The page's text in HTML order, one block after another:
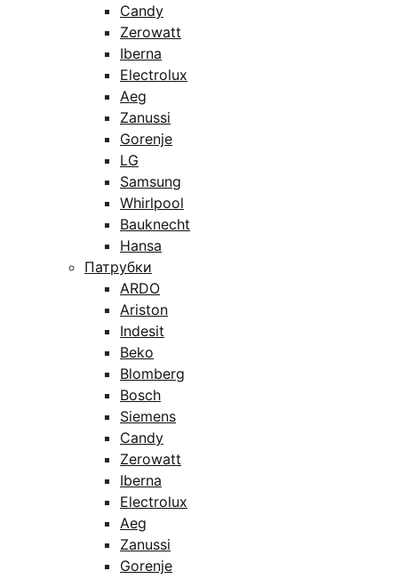
Candy
Zerowatt
Iberna
Electrolux
Aeg
Zanussi
Gorenje
LG
Samsung
Whirlpool
Bauknecht
Hansa
Патрубки
ARDO
Ariston
Indesit
Beko
Blomberg
Bosch
Siemens
Candy
Zerowatt
Iberna
Electrolux
Aeg
Zanussi
Gorenje